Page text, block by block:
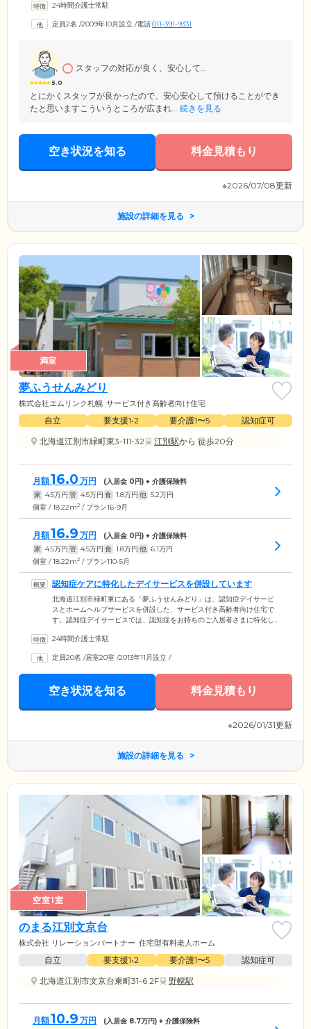
ど、思い思いの時間をお楽しみください。浴室は介護を受ける方の安全
介護度が上がった場合も安心して清潔を保っていただくことが可能で
24時間介護士常駐
定員2名 /2009年10月設立 /電話011-391-9331
5.0
スタッフの対応が良く、安心して...
とにかくスタッフが良かったので、安心安心して預けることができ
たと思いますこういうところが広まれ... 続きを見る
空き状況を知る 料金見積もり
※2026/07/08更新
施設の詳細を見る
満室
夢ふうせんみどり
株式会社エムリンク札幌 サービス付き高齢者向け住宅
自立 要支援1•2 要介護1〜5
認知症可
北海道江別市緑町東3-111-32
江別駅から 徒歩20分
月額16.0 万円 (入居金 0円) + 介護保険料
家 4.5万円 管 4.5万円 食 1.8万円 他 5.2万円
個室 / 18.22m2 / プラン16-9月
月額16.9 万円 (入居金 0円) + 介護保険料
家 4.5万円 管 4.5万円 食 1.8万円 他 6.1万円
個室 / 18.22m2 / プラン110-5月
認知症ケアに特化したデイサービスを併設しています
北海道江別市緑町東にある「夢ふうせんみどり」は、認知症デイサービ
スとホームヘルプサービスを併設した、サービス付き高齢者向け住宅で
す。認知症デイサービスでは、認知症をお持ちのご入居者さまに特化し
と共に日常生活のお手伝いを行い、ご入居者さまが安心して暮らせるよ
とで、認知症による不安や混乱を軽減し、自己肯定感を持って生活して
いただけるよう支援しています。
24時間介護士常駐
定員20名 /居室20室 /2013年11月設立 /
空き状況を知る 料金見積もり
※2026/01/31更新
施設の詳細を見る
空室1室
のまる江別文京台
株式会社 リレーションパートナー 住宅型有料老人ホーム
自立 要支援1•2 要介護1〜5
認知症可
北海道江別市文京台東町31-6 2F
野幌駅
月額10.9 万円 (入居金 8.7万円) + 介護保険料